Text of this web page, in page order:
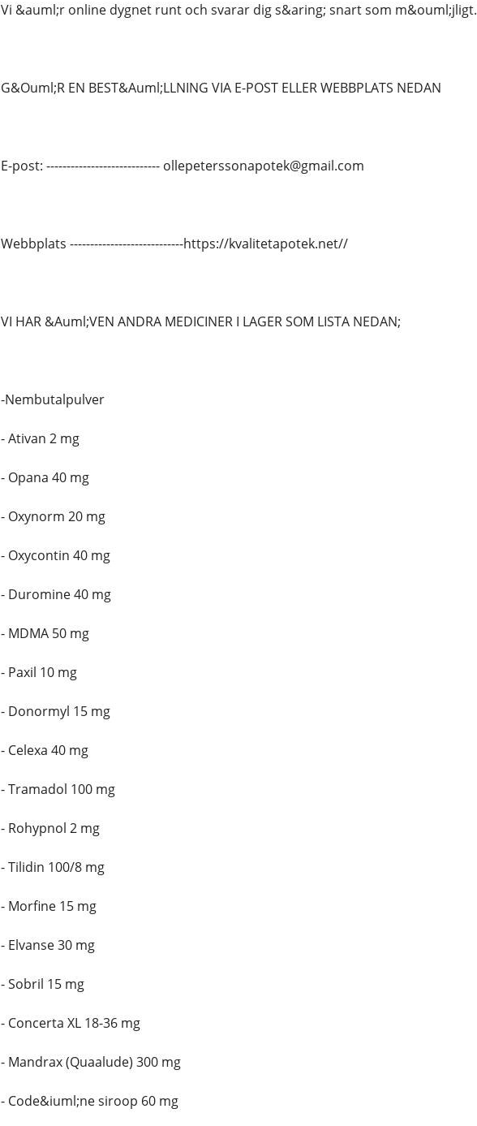
Vi &auml;r online dygnet runt och svarar dig s&aring; snart som m&ouml;jligt.
G&Ouml;R EN BEST&Auml;LLNING VIA E-POST ELLER WEBBPLATS NEDAN
E-post: ---------------------------- ollepeterssonapotek@gmail.com
Webbplats ----------------------------https://kvalitetapotek.net//
VI HAR &Auml;VEN ANDRA MEDICINER I LAGER SOM LISTA NEDAN;
-Nembutalpulver
- Ativan 2 mg
- Opana 40 mg
- Oxynorm 20 mg
- Oxycontin 40 mg
- Duromine 40 mg
- MDMA 50 mg
- Paxil 10 mg
- Donormyl 15 mg
- Celexa 40 mg
- Tramadol 100 mg
- Rohypnol 2 mg
- Tilidin 100/8 mg
- Morfine 15 mg
- Elvanse 30 mg
- Sobril 15 mg
- Concerta XL 18-36 mg
- Mandrax (Quaalude) 300 mg
- Code&iuml;ne siroop 60 mg